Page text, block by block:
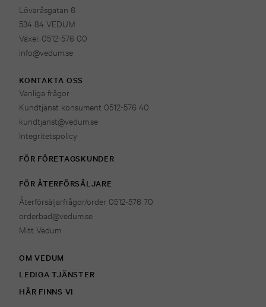
Lövaråsgatan 6
534 84 VEDUM
Växel: 0512-576 00
info@vedum.se
KONTAKTA OSS
Vanliga frågor
Kundtjänst konsument 0512-576 40
kundtjanst@vedum.se
Integritetspolicy
FÖR FÖRETAGSKUNDER
FÖR ÅTERFÖRSÄLJARE
Återförsäljarfrågor/order 0512-576 70
orderbad@vedum.se
Mitt Vedum
OM VEDUM
LEDIGA TJÄNSTER
HÄR FINNS VI